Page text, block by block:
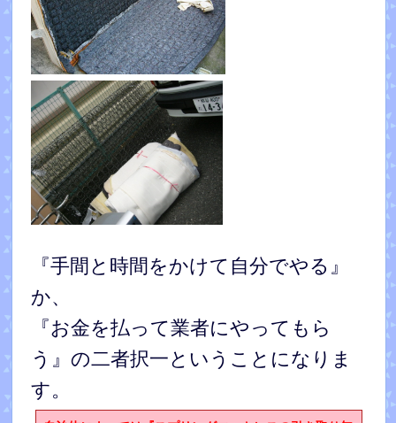
『手間と時間をかけて自分でやる』
か、
『お金を払って業者にやってもら
う』の二者択一ということになりま
す。